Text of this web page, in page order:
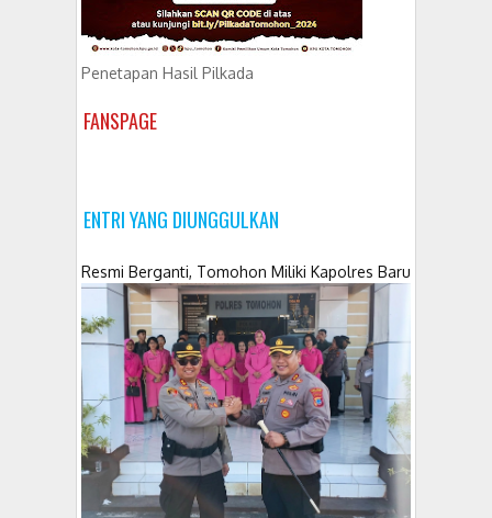
Penetapan Hasil Pilkada
FANSPAGE
ENTRI YANG DIUNGGULKAN
Resmi Berganti, Tomohon Miliki Kapolres Baru